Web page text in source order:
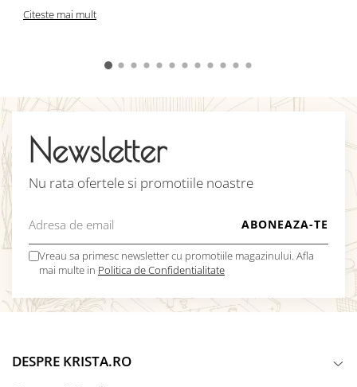
Citeste mai mult
Newsletter
Nu rata ofertele si promotiile noastre
Vreau sa primesc newsletter cu promotiile magazinului. Afla
mai multe in Politica de Confidentialitate
DESPRE KRISTA.RO